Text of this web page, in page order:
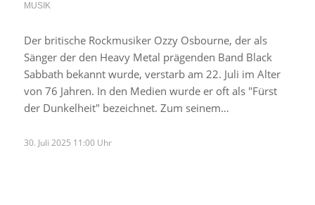
MUSIK
Der britische Rockmusiker Ozzy Osbourne, der als
Sänger der den Heavy Metal prägenden Band Black
Sabbath bekannt wurde, verstarb am 22. Juli im Alter
von 76 Jahren. In den Medien wurde er oft als "Fürst
der Dunkelheit" bezeichnet. Zum seinem…
30. Juli 2025 11:00 Uhr